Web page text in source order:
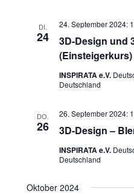
DI.
24
3D-Design und
(Einsteigerkurs)
24. September 2024:
INSPIRATA e.V.
Deutschland
DO.
26 3D-Design –
26. September 2024:
INSPIRATA e.V.
Deutschland
Oktober 2024